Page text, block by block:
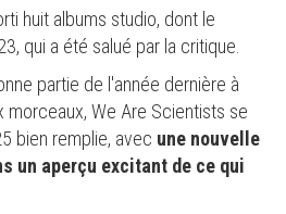
huit albums studio, dont le
qui a été salué par la critique.
partie de l'année dernière à
morceaux, We Are Scientists se
bien remplie, avec une nouvelle
un aperçu excitant de ce qui